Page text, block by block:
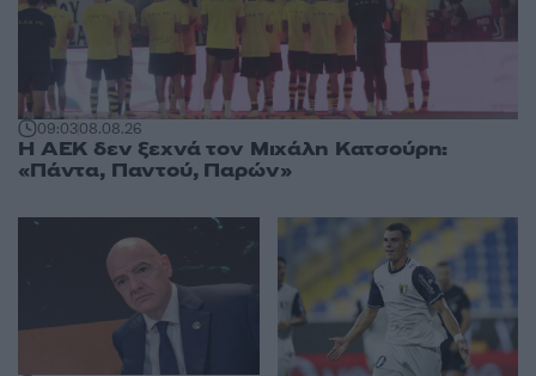
09:0308.08.26
Η ΑΕΚ δεν ξεχνά τον Μιχάλη Κατσούρη:
«Πάντα, Παντού, Παρών»